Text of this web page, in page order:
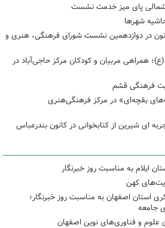
شمالی پای میز خدمت نشست
شهرها
در دوازدهمین نشست شورای فرهنگی، هنری و
همراهی مربیان و کودکان مرکز حاجی‌آباد در
فرهنگی قشم
بقچه‌ای» در مرکز فرهنگی‌هنری
ای شیرین از کتابخوانی در کانون بندرعباس
ایلام به مناسبت روز خبرنگار
کهن
استان اصفهان به مناسبت روز خبرنگار؛
جامعه
علوم و فناوری‌های نوین اصفهان